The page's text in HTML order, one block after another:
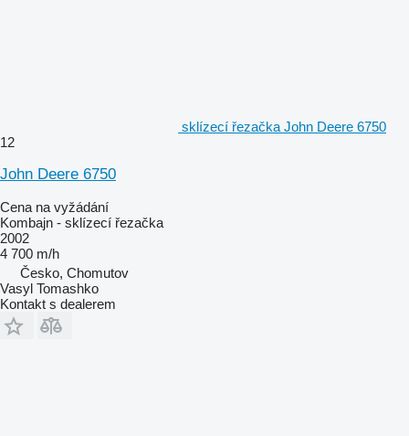
sklízecí řezačka John Deere 6750
12
John Deere 6750
Cena na vyžádání
Kombajn - sklízecí řezačka
2002
4 700 m/h
Česko, Chomutov
Vasyl Tomashko
Kontakt s dealerem